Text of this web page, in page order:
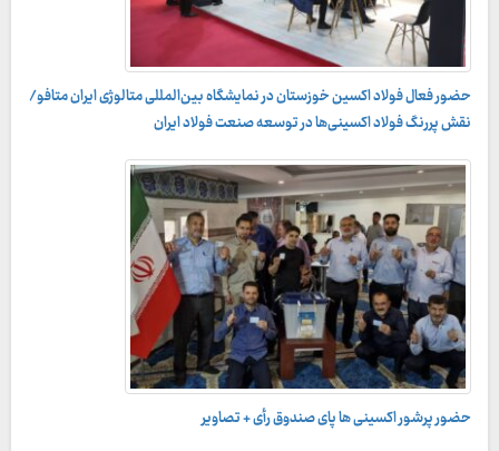
حضور فعال فولاد اکسین خوزستان در نمایشگاه بین‌المللی متالوژی ایران متافو/
نقش پررنگ فولاد اکسینی‌ها در توسعه صنعت فولاد ایران
حضور پرشور اکسینی ها پای صندوق رأی + تصاویر